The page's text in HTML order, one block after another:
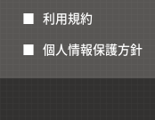
利用規約
個人情報保護方針